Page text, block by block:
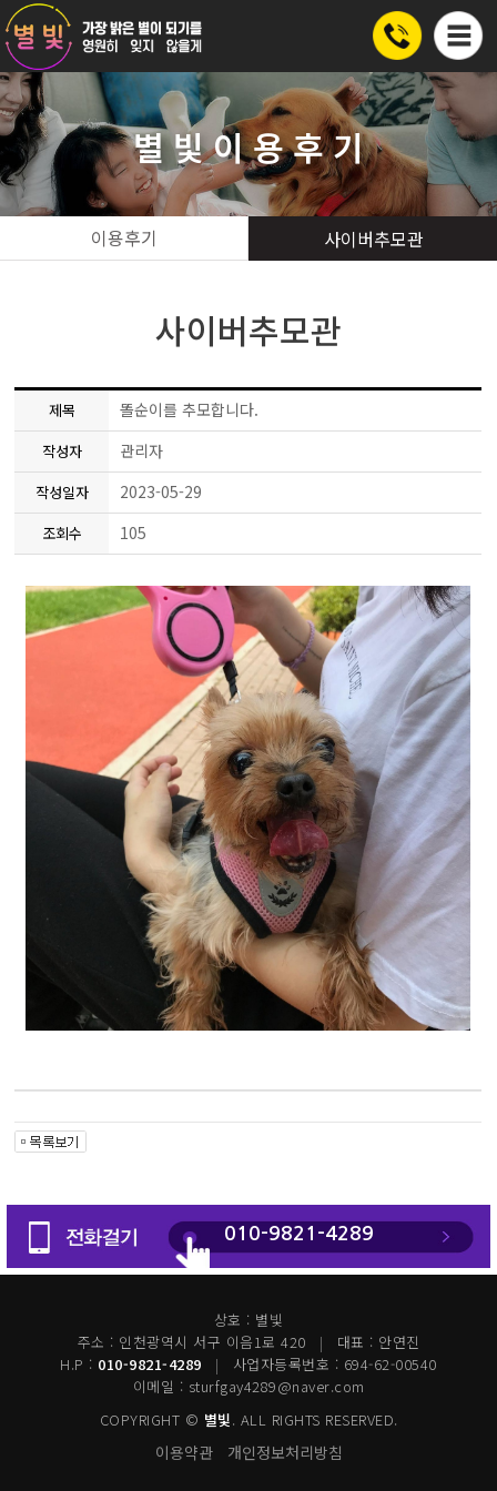
별 빛 이 용 후 기
이용후기 사이버추모관
사이버추모관
제목 똘순이를 추모합니다.
작성자 관리자
작성일자 2023-05-29
조회수 105
010-9821-4289
상호 : 별빛
주소 : 인천광역시 서구 이음1로 420
대표 : 안연진
H.P : 010-9821-4289
사업자등록번호 : 694-62-00540
이메일 : sturfgay4289@naver.com
COPYRIGHT © 별빛. ALL RIGHTS RESERVED.
이용약관 개인정보처리방침